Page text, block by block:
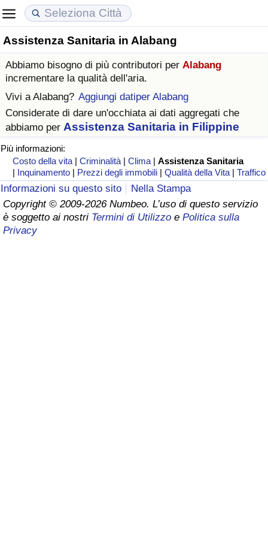
Assistenza Sanitaria in Alabang
Abbiamo bisogno di più contributori per Alabang
incrementare la qualità dell'aria.
Vivi aAlabang? Aggiungi datiper Alabang
Considerate di dare un'occhiata ai dati aggregati che
abbiamo per Assistenza Sanitaria in Filippine
Più informazioni:
Costo della vita |Criminalità |Clima |Assistenza Sanitaria
| Inquinamento | Prezzi degli immobili |Qualità della Vita |Traffico
Informazioni su questo sito
Nella Stampa
Copyright © 2009-2026 Numbeo. L’uso di questo servizio
è soggetto ai nostri Termini di Utilizzo e Politica sulla
Privacy
Costo della vita
Indice Del Costo Della Vita (corrente)
Indice Del Costo Della Vita
Indice del Costo della Vita per Nazione
ad Aqaba
Prezzi degli immobili
Indice del Prezzo delle Case (Corrente)
Indice del Prezzo delle Case
Indice del Prezzo delle Case per Nazione
Qualità della Vita
Indice della Qualità della Vita
Indice della Qualità della Vita (Corrente)
Indice della qualità della vita per Paese
Criminalità
Indice del Tasso di Criminalità (Corrente)
Indice della Criminalità